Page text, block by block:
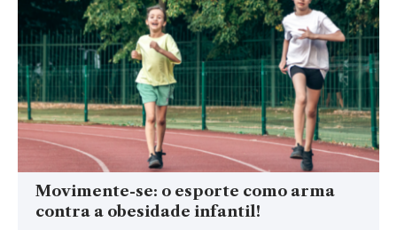
Movimente-se: o esporte como arma
contra a obesidade infantil!